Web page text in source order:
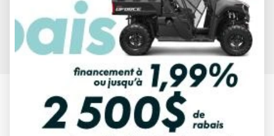
ABITIBI & CO
MAKOBE 16'